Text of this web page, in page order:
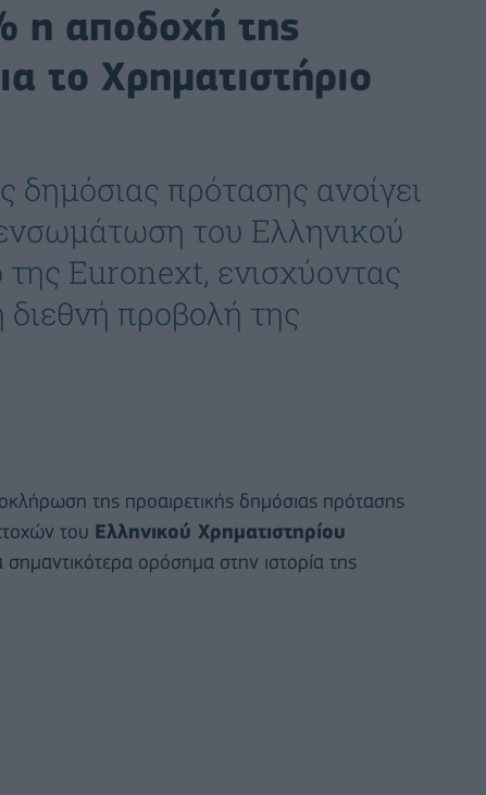
η αποδοχή της
το Χρηματιστήριο
πρότασης ανοίγει
του Ελληνικού
της Euronext, ενισχύοντας
διεθνή προβολή της
της προαιρετικής δημόσιας πρότασης
του Ελληνικού Χρηματιστηρίου
ορόσημα στην ιστορία της